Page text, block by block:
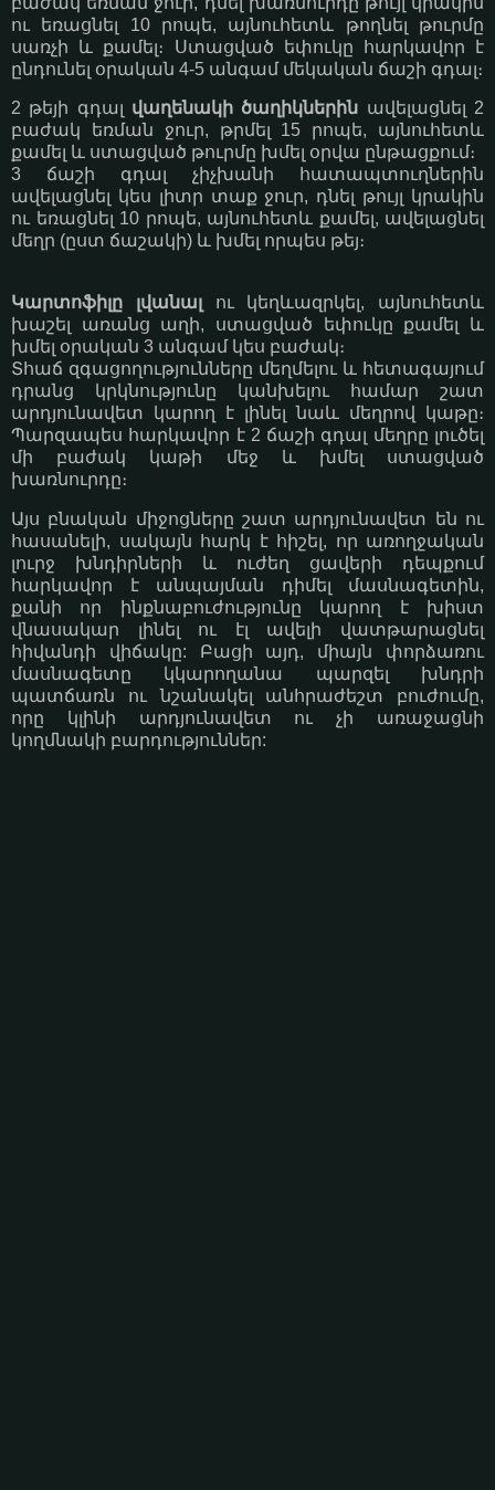
ու եռացնել 10 րոպե, այնուհետև թողնել թուրմը
սառչի և քամել։ Ստացված եփուկը հարկավոր է
ընդունել օրական 4-5 անգամ մեկական ճաշի գդալ։
2 թեյի գդալ վաղենակի ծաղիկներին ավելացնել 2
բաժակ եռման ջուր, թրմել 15 րոպե, այնուհետև
քամել և ստացված թուրմը խմել օրվա ընթացքում։
3 ճաշի գդալ չիչխանի հատապտուղներին
ավելացնել կես լիտր տաք ջուր, դնել թույլ կրակին
ու եռացնել 10 րոպե, այնուհետև քամել, ավելացնել
մեղր (ըստ ճաշակի) և խմել որպես թեյ։
Կարտոֆիլը լվանալու կեղևազրկել, այնուհետև
խաշել առանց աղի, ստացված եփուկը քամել և
խմել օրական 3 անգամ կես բաժակ։
Տհաճ զգացողությունները մեղմելու և հետագայում
դրանց կրկնությունը կանխելու համար շատ
արդյունավետ կարող է լինել նաև մեղրով կաթը։
Պարզապես հարկավոր է 2 ճաշի գդալ մեղրը լուծել
մի բաժակ կաթի մեջ և խմել ստացված
խառնուրդը։
Այս բնական միջոցները շատ արդյունավետ են ու
հասանելի, սակայն հարկ է հիշել, որ առողջական
լուրջ խնդիրների և ուժեղ ցավերի դեպքում
հարկավոր է անպայման դիմել մասնագետին,
քանի որ ինքնաբուժությունը կարող է խիստ
վնասակար լինել ու էլ ավելի վատթարացնել
հիվանդի վիճակը: Բացի այդ, միայն փորձառու
մասնագետը կկարողանա պարզել խնդրի
պատճառն ու նշանակել անհրաժեշտ բուժումը,
որը կլինի արդյունավետ ու չի առաջացնի
կողմնակի բարդություններ: